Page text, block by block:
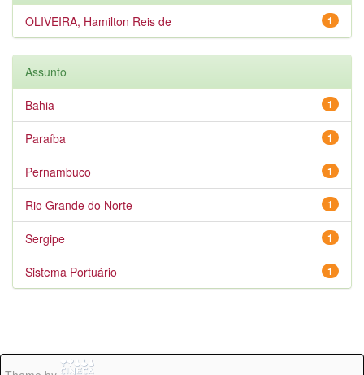
1
OLIVEIRA, Hamilton Reis de
Assunto
1
Bahia
1
Paraíba
1
Pernambuco
1
Rio Grande do Norte
1
Sergipe
1
Sistema Portuário